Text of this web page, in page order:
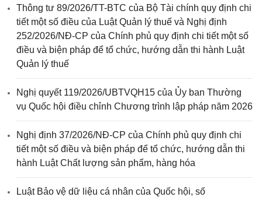
Thông tư 89/2026/TT-BTC của Bộ Tài chính quy định chi
tiết một số điều của Luật Quản lý thuế và Nghị định
252/2026/NĐ-CP của Chính phủ quy định chi tiết một số
điều và biện pháp để tổ chức, hướng dẫn thi hành Luật
Quản lý thuế
Nghị quyết 119/2026/UBTVQH15 của Ủy ban Thường
vụ Quốc hội điều chỉnh Chương trình lập pháp năm 2026
Nghị định 37/2026/NĐ-CP của Chính phủ quy định chi
tiết một số điều và biện pháp để tổ chức, hướng dẫn thi
hành Luật Chất lượng sản phẩm, hàng hóa
Luật Bảo vệ dữ liệu cá nhân của Quốc hội, số